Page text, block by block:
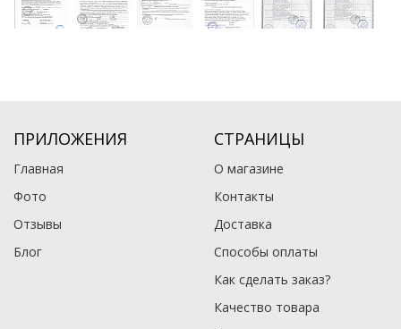
ПРИЛОЖЕНИЯ
Главная
Фото
Отзывы
Блог
СТРАНИЦЫ
О магазине
Контакты
Доставка
Способы оплаты
Как сделать заказ?
Качество товара